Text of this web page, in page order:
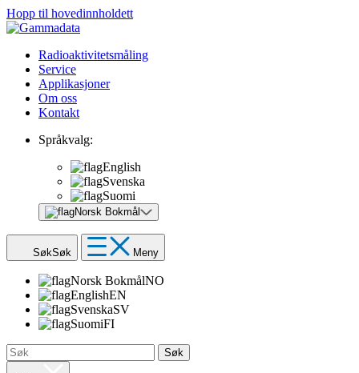
Hopp til hovedinnholdett
Radioaktivitetsmåling
Service
Applikasjoner
Om oss
Kontakt
Språkvalg:
English
Svenska
Suomi
Norsk Bokmål
SøkSøk Meny
Norsk BokmålNO
EnglishEN
SvenskaSV
SuomiFI
Søk